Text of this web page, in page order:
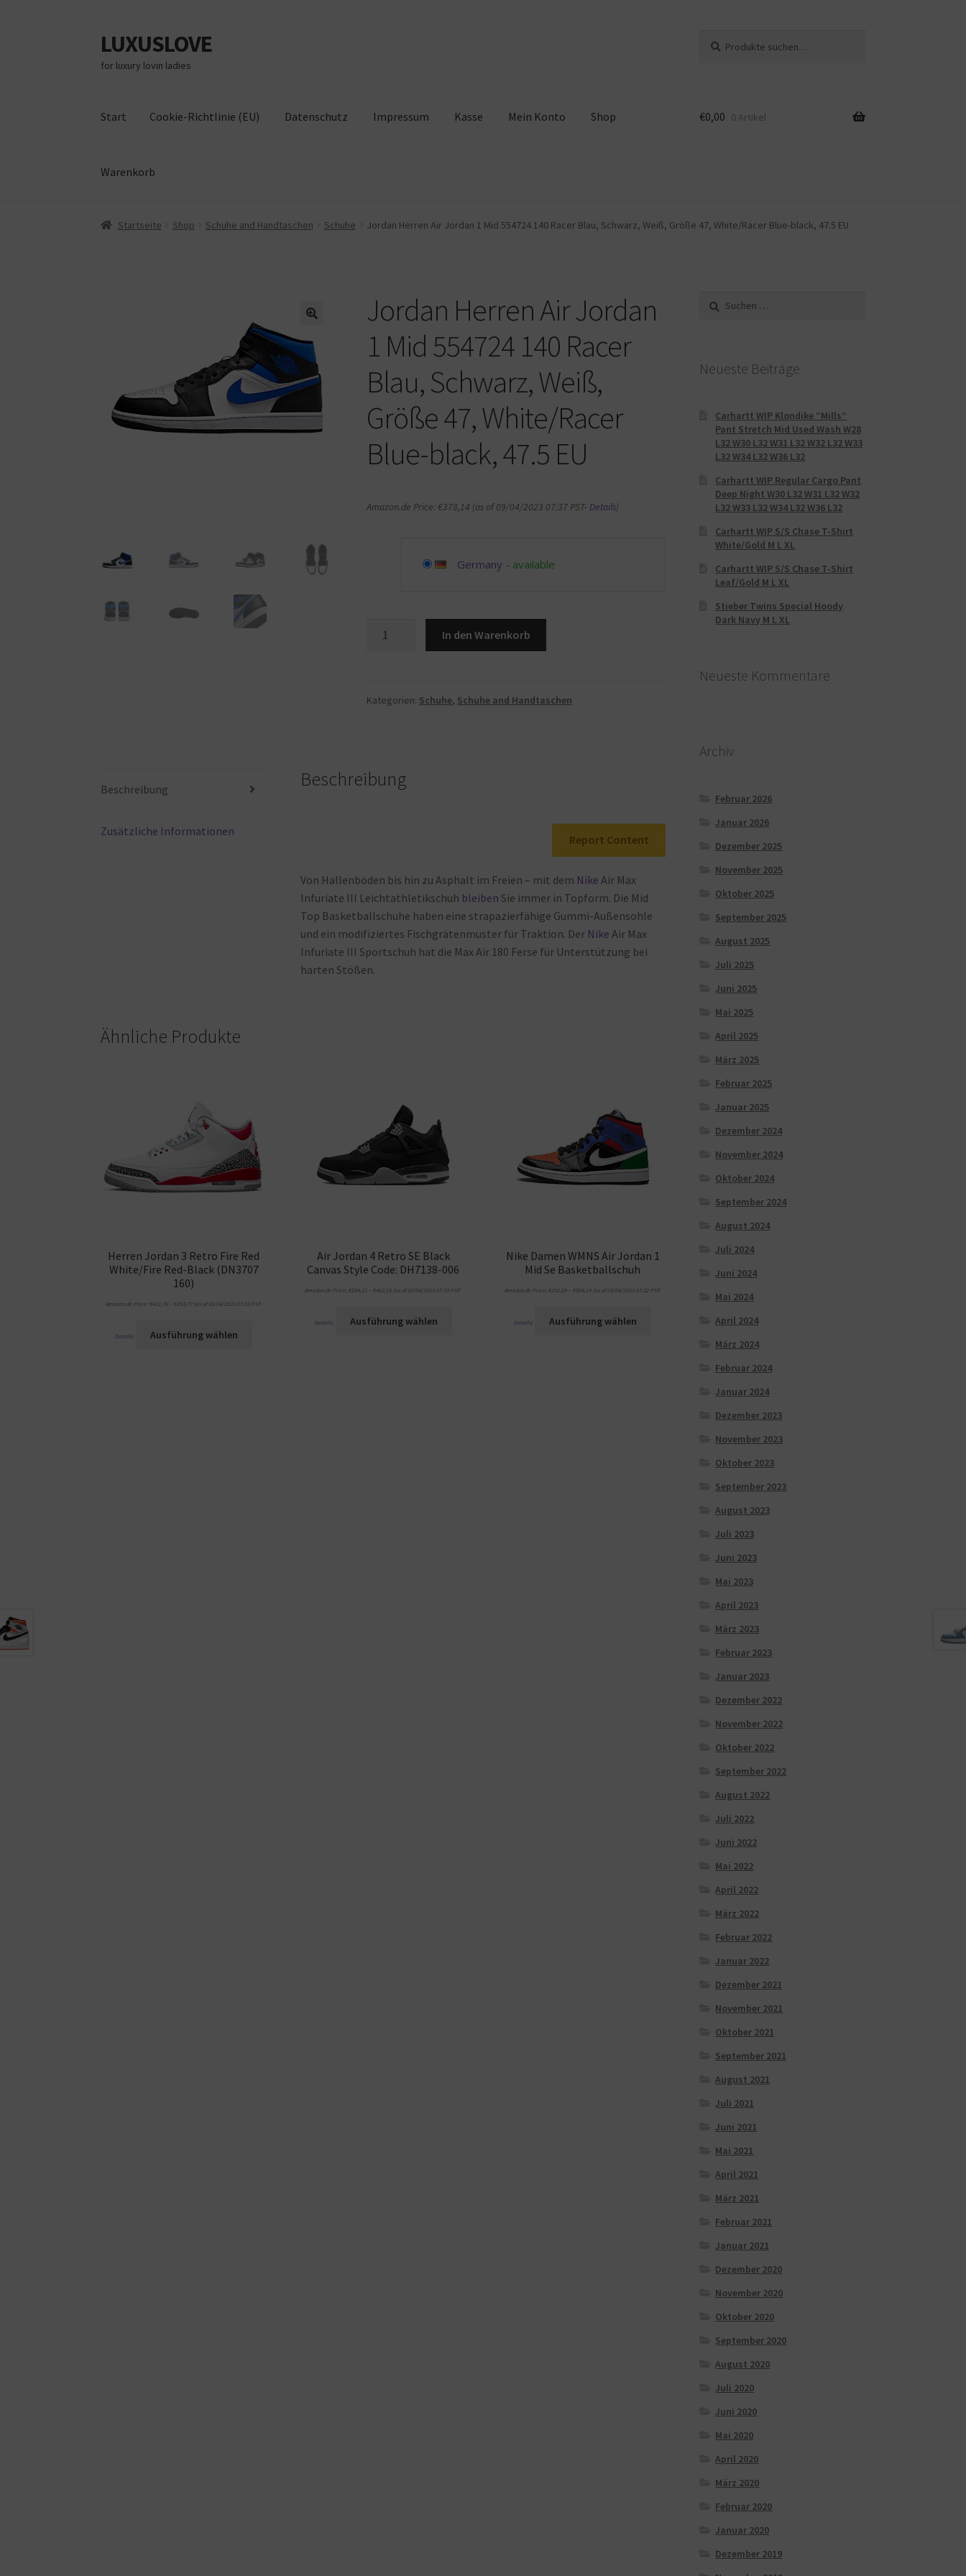
Zur
Navigation
springen
Zum
Inhalt
springen
LUXUSLOVE
for luxury lovin ladies
nach:
Start Cookie-Richtlinie (EU) Datenschutz Impressum Kasse Mein Konto Shop
Warenkorb
Start Cookie-Richtlinie (EU) Datenschutz Impressum Kasse Mein Konto Shop Warenkorb
€0,00 0 Artikel
Startseite Shop Schuhe and Handtaschen Schuhe Jordan Herren Air Jordan 1 Mid 554724 140 Racer Blau, Schwarz, Weiß, Größe 47, White/Racer Blue-black, 47.5 EU
Jordan Herren Air Jordan
1 Mid 554724 140 Racer
Blau, Schwarz, Weiß,
Größe 47, White/Racer
Blue-black, 47.5 EU
Amazon.de Price: €378,14 (as of 09/04/2023 07:37 PST- Details)
Germany - available
1
Racer
Blau,
White/Racer
Blue-
black,
47.5
EU
Menge
In den Warenkorb
Kategorien: Schuhe, Schuhe and Handtaschen
Beschreibung
Zusätzliche Informationen
Beschreibung
Report Content
Von Hallenböden bis hin zu Asphalt im Freien – mit dem Nike Air Max
Infuriate III Leichtathletikschuh bleiben Sie immer in Topform. Die Mid
Top Basketballschuhe haben eine strapazierfähige Gummi-Außensohle
und ein modifiziertes Fischgrätenmuster für Traktion. Der Nike Air Max
Infuriate III Sportschuh hat die MaxAir 180 Ferse für Unterstützung bei
harten Stößen.
Ähnliche Produkte
Herren Jordan 3 Retro Fire Red
White/Fire Red-Black (DN3707
160)
Amazon.de Price: €411,76– €453,77(as of 10/04/2023 07:33 PST-
Details Ausführung wählen
Air Jordan 4 Retro SE Black
Canvas Style Code: DH7138-006
Amazon.de Price: €294,12 €462,18 (as of 10/04/2023 07:33 PST-
Details) Ausführung wählen
Nike Damen WMNS Air Jordan 1
Mid Se Basketballschuh
Amazon.de Price: €252,09– €504,19(as of 09/04/2023 07:22 PST-
Details Ausführung wählen
nach:
Neueste Beiträge
Carhartt WIP Klondike “Mills“
Pant Stretch Mid Used Wash W28
L32 W30 L32 W31 L32 W32 L32 W33
L32 W34 L32 W36 L32
Carhartt WIP Regular Cargo Pant
Deep Night W30 L32 W31 L32 W32
L32 W33 L32 W34 L32 W36 L32
Carhartt WIP S/S Chase T-Shirt
White/Gold M L XL
Carhartt WIP S/S Chase T-Shirt
Leaf/Gold M L XL
Stieber Twins Special Hoody
Dark Navy M L XL
Neueste Kommentare
Archiv
Februar 2026
Januar 2026
Dezember 2025
November 2025
Oktober 2025
September 2025
August 2025
Juli 2025
Juni 2025
Mai 2025
April 2025
März 2025
Februar 2025
Januar 2025
Dezember 2024
November 2024
Oktober 2024
September 2024
August 2024
Juli 2024
Juni 2024
Mai 2024
April 2024
März 2024
Februar 2024
Januar 2024
Dezember 2023
November 2023
Oktober 2023
September 2023
August 2023
Juli 2023
Juni 2023
Mai 2023
April 2023
März 2023
Februar 2023
Januar 2023
Dezember 2022
November 2022
Oktober 2022
September 2022
August 2022
Juli 2022
Juni 2022
Mai 2022
April 2022
März 2022
Februar 2022
Januar 2022
Dezember 2021
November 2021
Oktober 2021
September 2021
August 2021
Juli 2021
Juni 2021
Mai 2021
April 2021
März 2021
Februar 2021
Januar 2021
Dezember 2020
November 2020
Oktober 2020
September 2020
August 2020
Juli 2020
Juni 2020
Mai 2020
April 2020
März 2020
Februar 2020
Januar 2020
Dezember 2019